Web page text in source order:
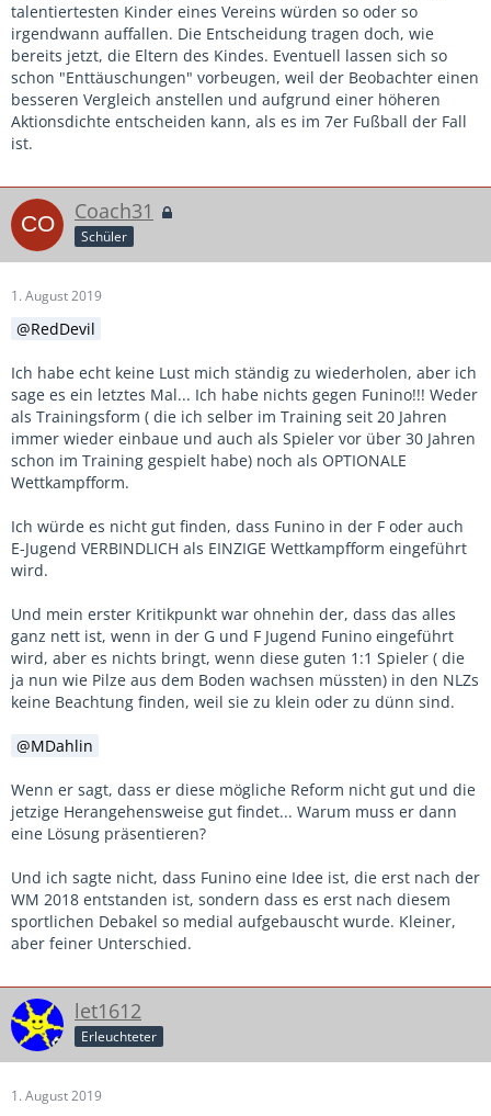
talentiertesten Kinder eines Vereins würden so oder so
irgendwann auffallen. Die Entscheidung tragen doch, wie
bereits jetzt, die Eltern des Kindes. Eventuell lassen sich so
schon "Enttäuschungen" vorbeugen, weil der Beobachter einen
besseren Vergleich anstellen und aufgrund einer höheren
Aktionsdichte entscheiden kann, als es im 7er Fußball der Fall
ist.
Coach31
Schüler
1. August 2019
RedDevil
Ich habe echt keine Lust mich ständig zu wiederholen, aber ich
sage es ein letztes Mal... Ich habe nichts gegen Funino!!! Weder
als Trainingsform ( die ich selber im Training seit 20 Jahren
immer wieder einbaue und auch als Spieler vor über 30 Jahren
schon im Training gespielt habe) noch als OPTIONALE
Wettkampfform.
Ich würde es nicht gut finden, dass Funino in der F oder auch
E-Jugend VERBINDLICH als EINZIGE Wettkampfform eingeführt
wird.
Und mein erster Kritikpunkt war ohnehin der, dass das alles
ganz nett ist, wenn in der G und F Jugend Funino eingeführt
wird, aber es nichts bringt, wenn diese guten 1:1 Spieler ( die
ja nun wie Pilze aus dem Boden wachsen müssten) in den NLZs
keine Beachtung finden, weil sie zu klein oder zu dünn sind.
MDahlin
Wenn er sagt, dass er diese mögliche Reform nicht gut und die
jetzige Herangehensweise gut findet... Warum muss er dann
eine Lösung präsentieren?
Und ich sagte nicht, dass Funino eine Idee ist, die erst nach der
WM 2018 entstanden ist, sondern dass es erst nach diesem
sportlichen Debakel so medial aufgebauscht wurde. Kleiner,
aber feiner Unterschied.
let1612
Erleuchteter
1. August 2019